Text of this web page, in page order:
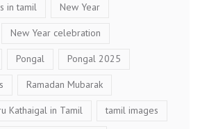
in tamil New Year
New Year celebration
Pongal Pongal 2025
Ramadan Mubarak
Kathaigal in Tamil tamil images